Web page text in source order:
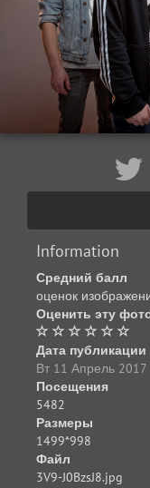
Information
Средний балл
оценок
Оценить эту
Дата публикации
Вт 11 Апрель 2017
Посещения
5482
Размеры
1499*998
Файл
3V9-J0BzsJ8.jpg